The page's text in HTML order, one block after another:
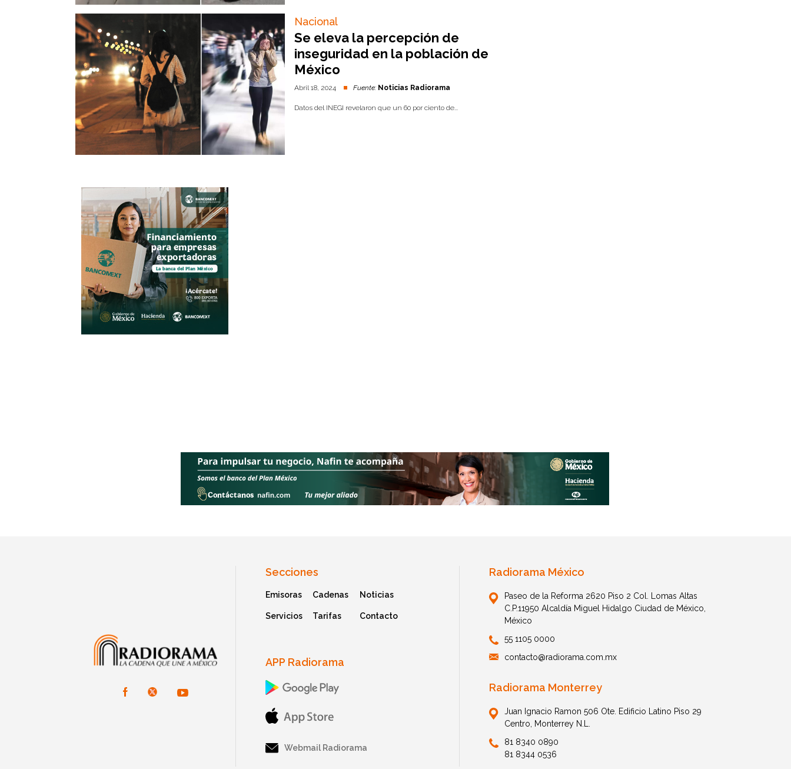
Nacional
Se eleva la percepción de
inseguridad en la población de
México
Abril 18, 2024 Fuente: Noticias Radiorama
Datos del INEGI revelaron que un 60 por ciento de...
Secciones
Emisoras Cadenas Noticias
Servicios Tarifas Contacto
APP Radiorama
Webmail Radiorama
Radiorama México
Paseo de la Reforma 2620 Piso 2 Col. Lomas Altas
C.P.11950 Alcaldía Miguel Hidalgo Ciudad de México,
México
55 1105 0000
contacto@radiorama.com.mx
Radiorama Monterrey
Juan Ignacio Ramon 506 Ote. Edificio Latino Piso 29
Centro, Monterrey N.L.
81 8340 0890
81 8344 0536